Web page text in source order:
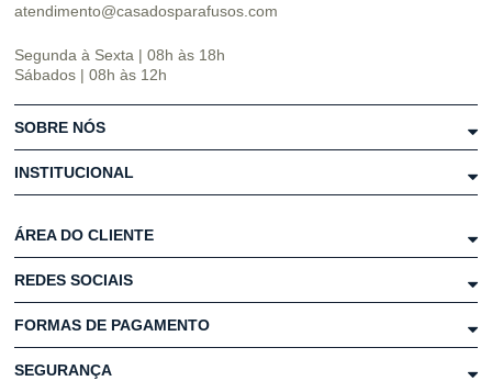
atendimento@casadosparafusos.com
Segunda à Sexta | 08h às 18h
Sábados | 08h às 12h
SOBRE NÓS
INSTITUCIONAL
ÁREA DO CLIENTE
REDES SOCIAIS
FORMAS DE PAGAMENTO
SEGURANÇA